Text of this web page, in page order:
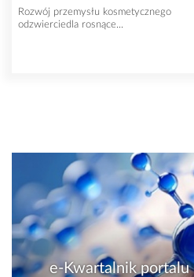
Rozwój przemysłu kosmetycznego
odzwierciedla rosnące...
e-Kwartalnik portalu